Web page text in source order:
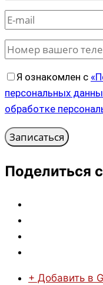
Я ознакомлен с
персональных
обработке
Поделиться
+ Добавить в